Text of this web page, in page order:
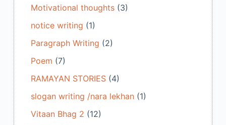
Motivational thoughts(3)
notice writing (1)
Paragraph Writing (2)
Poem (7)
RAMAYAN STORIES(4)
slogan writing /nara lekhan(1)
Vitaan Bhag 2 (12)